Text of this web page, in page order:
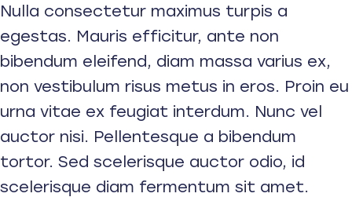
Nulla consectetur maximus turpis a
egestas. Mauris efficitur, ante non
bibendum eleifend, diam massa varius ex,
non vestibulum risus metus in eros. Proin eu
urna vitae ex feugiat interdum. Nunc vel
auctor nisi. Pellentesque a bibendum
tortor. Sed scelerisque auctor odio, id
scelerisque diam fermentum sit amet.